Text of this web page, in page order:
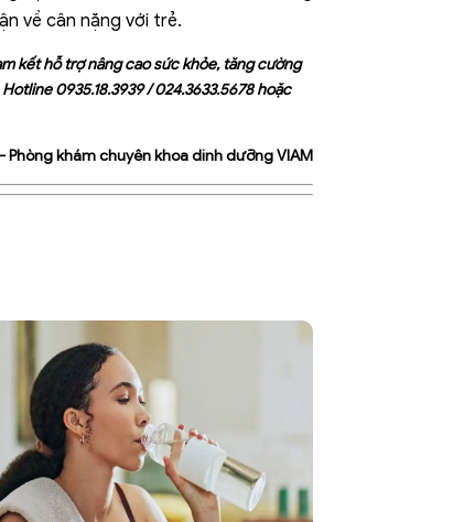
về cân nặng với trẻ.
kết hỗ trợ nâng cao sức khỏe, tăng cường
Hotline0935.18.3939/024.3633.5678hoặc
Phòng khám chuyên khoa dinh dưỡng VIAM